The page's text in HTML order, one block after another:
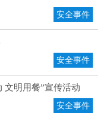
安全事件
安全事件
文明用餐”宣传活动
安全事件